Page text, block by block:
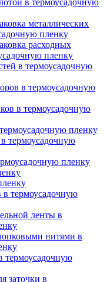
в термоусадочную
металлических
пленку
расходных
пленку
в термоусадочную
в термоусадочную
в термоусадочную
пленку
термоусадочную
пленку
в термоусадочную
ленты в
нитями в
термоусадочную
заточки в